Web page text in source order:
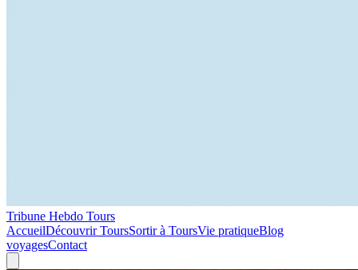
Tribune Hebdo Tours
AccueilDécouvrir ToursSortir à ToursVie pratiqueBlog
voyagesContact